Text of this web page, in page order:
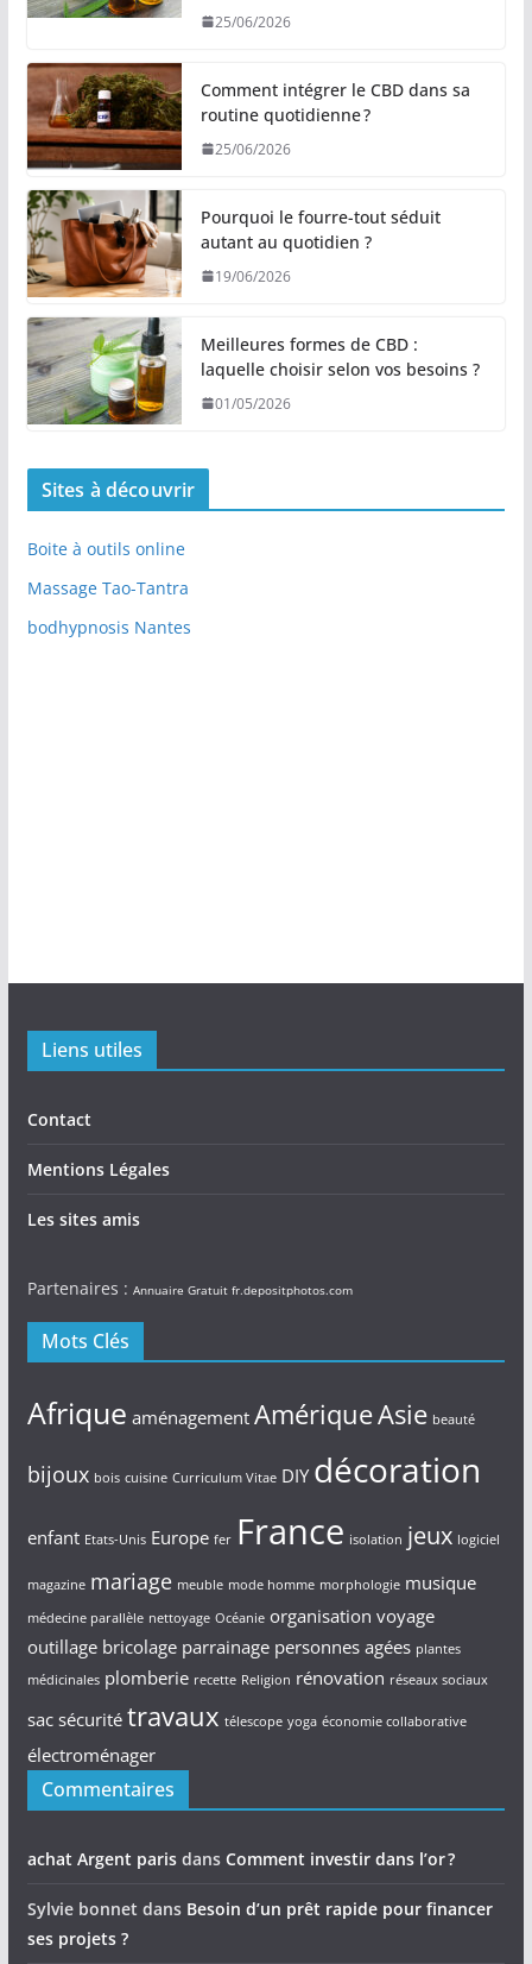
25/06/2026
Comment intégrer le CBD dans sa
routine quotidienne ?
25/06/2026
Pourquoi le fourre-tout séduit
autant au quotidien ?
19/06/2026
Meilleures formes de CBD :
laquelle choisir selon vos besoins ?
01/05/2026
Sites à découvrir
Boite à outils online
Massage Tao-Tantra
bodhypnosis Nantes
Liens utiles
Contact
Mentions Légales
Les sites amis
Partenaires : Annuaire Gratuit fr.depositphotos.com
Mots Clés
Afrique aménagement AmériqueAsie beauté
bijoux bois cuisine Curriculum Vitae DIY décoration
enfant Etats-Unis Europe fer France isolation jeux logiciel
magazine mariage meuble mode homme morphologie musique
médecine parallèle nettoyage Océanie organisation voyage
outillage bricolage parrainage personnes agées plantes
médicinales plomberie recette Religion rénovation réseaux sociaux
sac sécurité travaux télescope yoga économie collaborative
électroménager
Commentaires
achat Argent parisdans Comment investir dans l’or ?
Sylvie bonnet dans Besoin d’un prêt rapide pour financer
ses projets ?